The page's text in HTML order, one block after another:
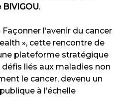
.
l’avenir du cancer
», cette rencontre de
plateforme stratégique
liés aux maladies non
le cancer, devenu un
à l’échelle